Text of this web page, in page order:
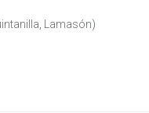
, Lamasón)